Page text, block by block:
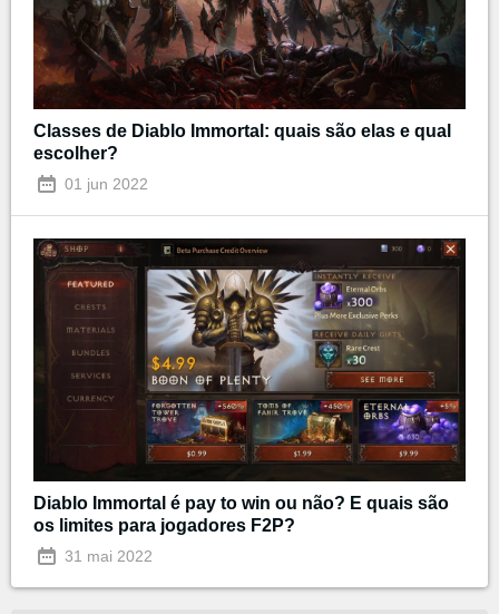
Classes de Diablo Immortal: quais são elas e qual
escolher?
01 jun 2022
Diablo Immortal é pay to win ou não? E quais são
os limites para jogadores F2P?
31 mai 2022